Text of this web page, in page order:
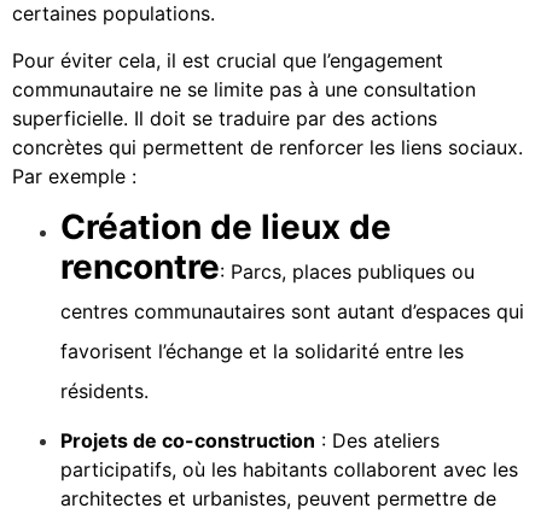
certaines populations.
Pour éviter cela, il est crucial que l’engagement
communautaire ne se limite pas à une consultation
superficielle. Il doit se traduire par des actions
concrètes qui permettent de renforcer les liens sociaux.
Par exemple :
Création de lieux de
rencontre: Parcs, places publiques ou
centres communautaires sont autant d’espaces qui
favorisent l’échange et la solidarité entre les
résidents.
Projets de co-construction : Des ateliers
participatifs, où les habitants collaborent avec les
architectes et urbanistes, peuvent permettre de